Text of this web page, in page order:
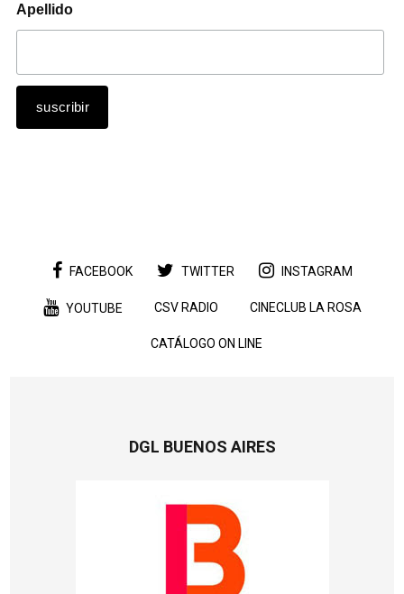
Apellido
FACEBOOK TWITTER INSTAGRAM
YOUTUBE CSV RADIO CINECLUB LA ROSA
CATÁLOGO ON LINE
DGL BUENOS AIRES